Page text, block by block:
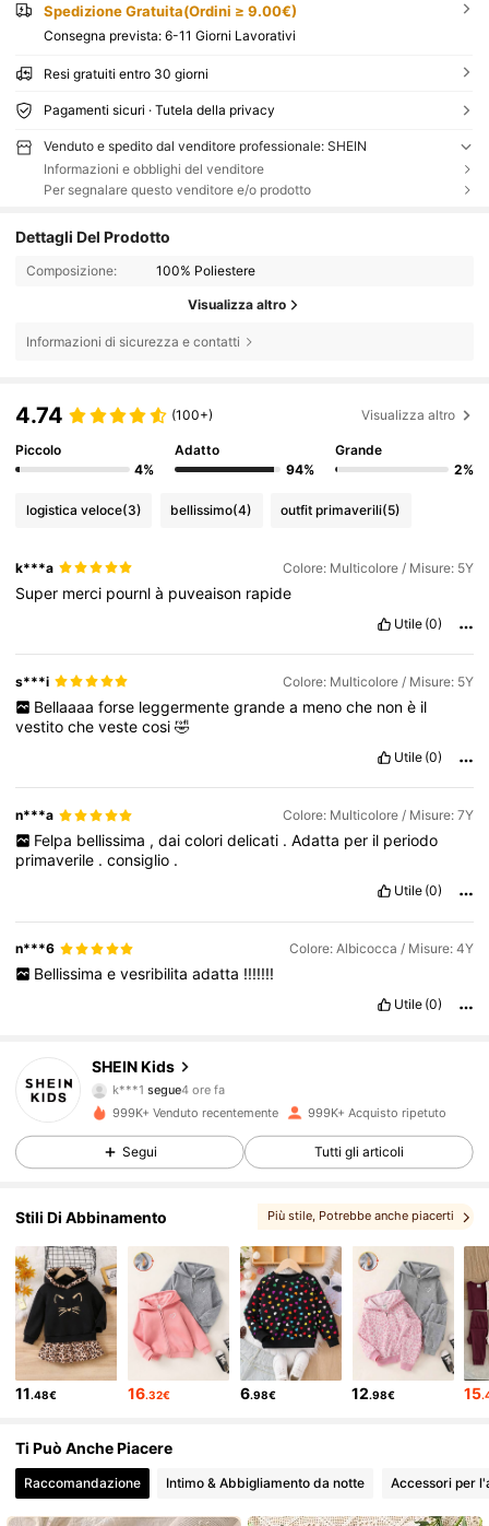
Spedizione Gratuita(Ordini ≥ 9.00€)
Consegna prevista: 6-11 Giorni Lavorativi
Resi gratuiti entro 30 giorni
Pagamenti sicuri · Tutela della privacy
Venduto e spedito dal venditore professionale: SHEIN
Informazioni e obblighi del venditore
Per segnalare questo venditore e/o prodotto
Dettagli Del Prodotto
Composizione: 100% Poliestere
Visualizza altro
Informazioni di sicurezza e contatti
4.74 (100+) Visualizza altro
Piccolo
4%
Adatto
94%
Grande
2%
logistica veloce(3) bellissimo(4) outfit primaverili(5)
k***a Colore: Multicolore / Misure: 5Y
Super merci pournlà puveaison rapide
Utile (0)
s***i Colore: Multicolore / Misure: 5Y
Bellaaaa forse leggermente grande a meno che non è il
vestitochevestecosi🤣
Utile (0)
n***a Colore: Multicolore / Misure: 7Y
Felpa bellissima , dai colori delicati . Adatta per il periodo
primaverile .consiglio .
Utile (0)
n***6 Colore: Albicocca / Misure: 4Y
Bellissima e vesribilita adatta !!!!!!!
Utile (0)
SHEIN Kids
k***1segue 4 ore fa
d***7 sta navigando
4.90
807K Follower
807K Follower
4.90 807K Follower
4.90 807K Follower
4.90 807K Follower
999K+ Venduto recentemente 999K+ Acquisto ripetuto
Segui Tutti gli articoli
Stili Di Abbinamento Più stile, Potrebbe anche piacerti
11.48€ 16.32€ 6.98€ 12.98€ 15
Ti Può Anche Piacere
Raccomandazione Intimo & Abbigliamento da notte Accessori per